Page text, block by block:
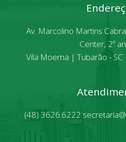
Av. Marcolino Martins
Center, 2º
Vila Moema | Tubarão -
(48) 3626.6222